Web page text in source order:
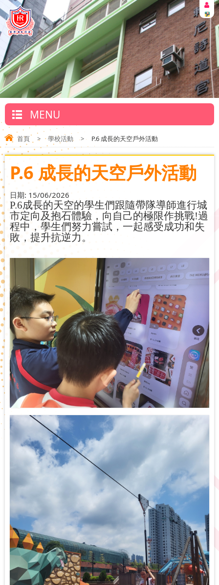
MENU
首頁 > 學校活動 > P.6 成長的天空戶外活動
P.6 成長的天空戶外活動
日期: 15/06/2026
P.6成長的天空的學生們跟隨帶隊導師進行城
市定向及抱石體驗，向自己的極限作挑戰!過
程中，學生們努力嘗試，一起感受成功和失
敗，提升抗逆力。